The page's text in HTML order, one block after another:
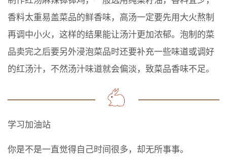
香料太重易盖菜品的鲜香味，高汤一定要先用大火熬制
再调中小火，这样的结果能让汤汁更加浓郁。泡制的菜
品卖完之后要另外浸泡菜品时还要补充一些味道或调好
的红汤汁，不然汤汁味道就会偏淡，致菜品香味不足。
学习加油站
你是不是一直觉得自己时间很多，却无所事事。